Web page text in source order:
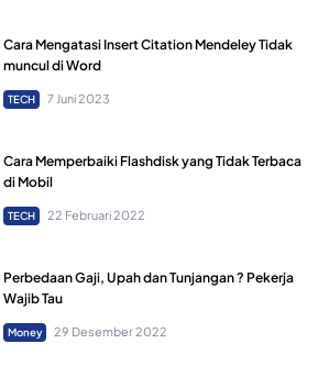
Cara Mengatasi Insert Citation Mendeley Tidak
muncul di Word
TECH 7 Juni 2023
Cara Memperbaiki Flashdisk yang Tidak Terbaca
di Mobil
TECH 22 Februari 2022
Perbedaan Gaji, Upah dan Tunjangan ? Pekerja
Wajib Tau
Money 29 Desember 2022